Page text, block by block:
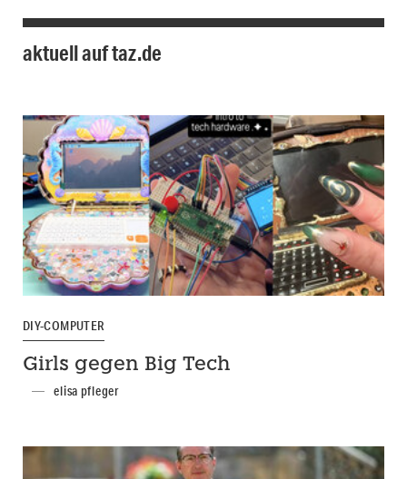
aktuell auf taz.de
DIY-COMPUTER
Girls gegen Big Tech
elisa pfleger